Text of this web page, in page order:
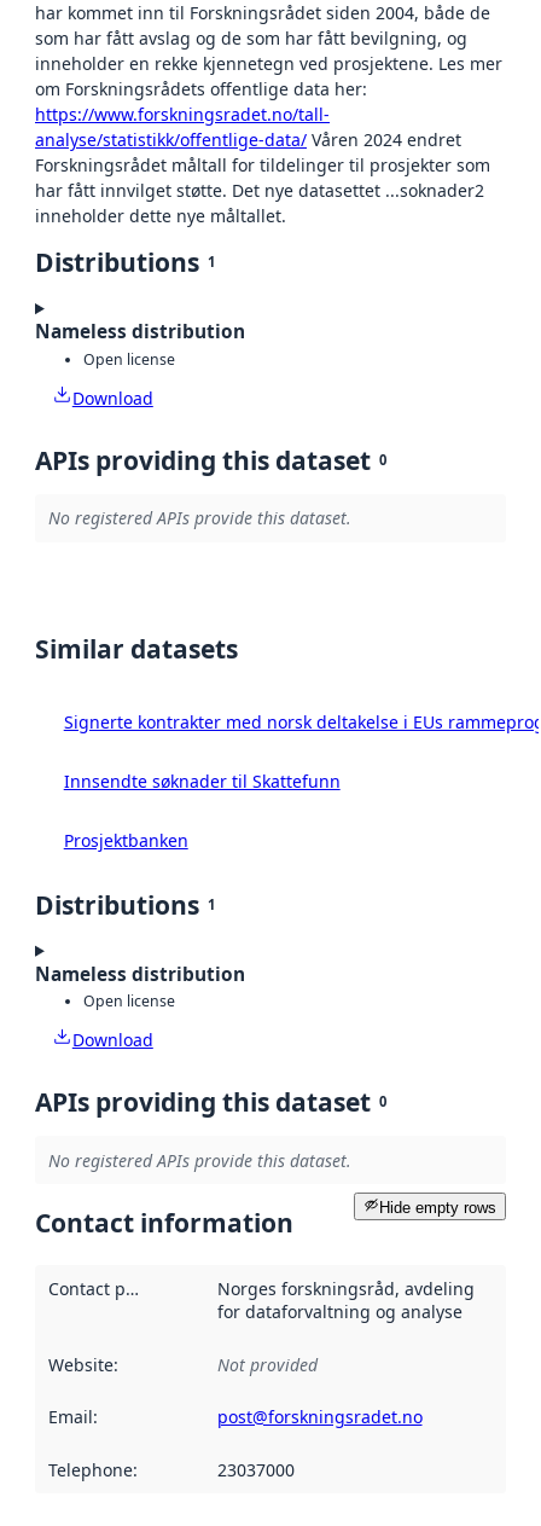
har kommet inn til Forskningsrådet siden 2004, både de
som har fått avslag og de som har fått bevilgning, og
inneholder en rekke kjennetegn ved prosjektene. Les mer
om Forskningsrådets offentlige data her:
https://www.forskningsradet.no/tall-
analyse/statistikk/offentlige-data/ Våren 2024 endret
Forskningsrådet måltall for tildelinger til prosjekter som
har fått innvilget støtte. Det nye datasettet ...soknader2
inneholder dette nye måltallet.
Distributions 1
Nameless distribution
Open license
Download
APIs providing this dataset 0
No registered APIs provide this dataset.
Similar datasets
Signerte kontrakter med norsk deltakelse i EUs
Innsendte søknader til Skattefunn
Prosjektbanken
Distributions 1
Nameless distribution
Open license
Download
APIs providing this dataset 0
No registered APIs provide this dataset.
Hide empty rows
Contact information
Contact point
Norges forskningsråd, avdeling
for dataforvaltning og analyse
Website: Not provided
Email: post@forskningsradet.no
Telephone: 23037000